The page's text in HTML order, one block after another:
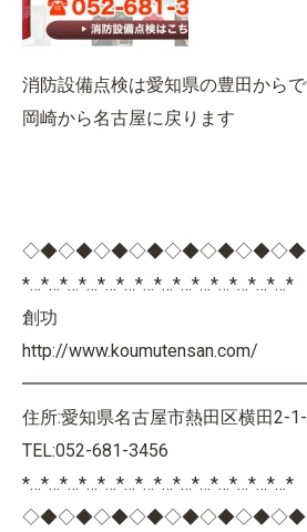
消防設備点検は愛知県の豊田から
岡崎から名古屋に戻ります
*…*…*…*…*…*…*…*…*…*…*…*…*…*…*
創功
http://www.koumutensan.com/
住所:愛知県名古屋市熱田区横田2-
TEL:052-681-3456
*…*…*…*…*…*…*…*…*…*…*…*…*…*…*